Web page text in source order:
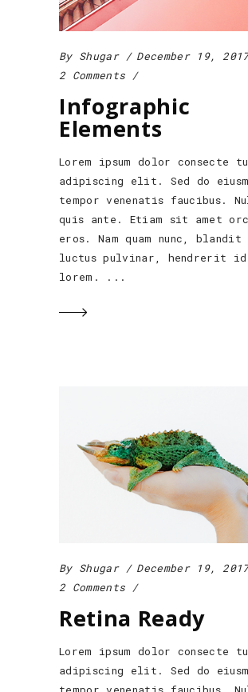
By Shugar
December 19,
2 Comments
Infographic
Elements
Lorem ipsum dolor consecte
adipiscing elit. Sed do
tempor venenatis faucibus.
quis ante. Etiam sit amet
eros. Nam quam nunc,
luctus pulvinar, hendrerit
lorem.
By Shugar
December 19,
2 Comments
Retina Ready
Lorem ipsum dolor consecte
adipiscing elit. Sed do